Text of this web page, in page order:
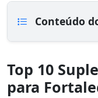
Conteúdo
Top 10
para